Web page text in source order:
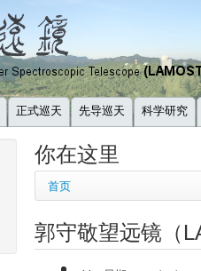
正式巡天 先导巡天 科学研究
你在这里
首页
郭守敬望远镜（